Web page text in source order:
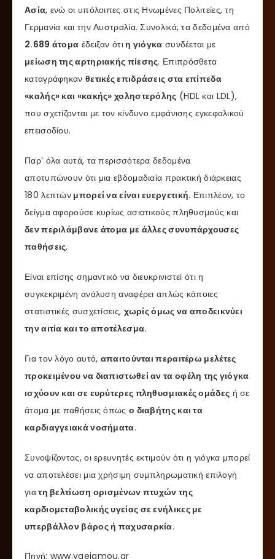
Ασία, ενώ οι υπόλοιπες στις Ηνωμένες Πολιτείες, τη
Γερμανία και την Αυστραλία. Συνολικά, τα δεδομένα από
2.689 άτομα έδειξαν ότιη γιόγκα συνδέεται με
μείωση της αρτηριακής πίεσης. Επιπρόσθετα
καταγράφηκαν θετικές επιδράσεις στα επίπεδα
«καλής» και «κακής» χοληστερόλης (HDL και LDL),
που σχετίζονται με τον κίνδυνο εμφάνισης εγκεφαλικού
επεισοδίου.
Παρ’ όλα αυτά, τα περισσότερα δεδομένα
αποτυπώνουν ότι μια εβδομαδιαία πρακτική διάρκειας
180 λεπτών μπορεί να είναι ευεργετική. Επιπλέον, το
δείγμα αφορούσε κυρίως ασιατικούς πληθυσμούς και
δεν περιλάμβανε άτομα με άλλες συνυπάρχουσες
παθήσεις.
Είναι επίσης σημαντικό να διευκρινιστεί ότι η
συγκεκριμένη ανάλυση αναφέρει απλώς κάποιες
στατιστικές συσχετίσεις, χωρίς όμως να αποδεικνύει
την αιτία και το αποτέλεσμα.
Για τον λόγο αυτό, απαιτούνται περαιτέρω μελέτες
προκειμένου να διαπιστωθεί αν τα οφέλη της γιόγκα
ισχύουν και σε ευρύτερες πληθυσμιακές ομάδες ή σε
άτομα με παθήσεις όπως ο διαβήτης και τα
καρδιαγγειακά νοσήματα.
Συνοψίζοντας, οι ερευνητές εκτιμούν ότι η γιόγκα μπορεί
να αποτελέσει μια χρήσιμη συμπληρωματική επιλογή
γιατη βελτίωση ορισμένων πτυχών της
καρδιομεταβολικής υγείας σε ενήλικες με
υπερβάλλον βάρος ή παχυσαρκία.
Πηγή: www.ygeiamou.gr